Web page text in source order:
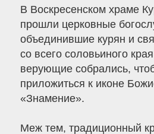
В Воскресенском храме
прошли церковные
объединившие курян и
со всего соловьиного
верующие собрались,
приложиться к иконе
«Знамение».
Меж тем, традиционный